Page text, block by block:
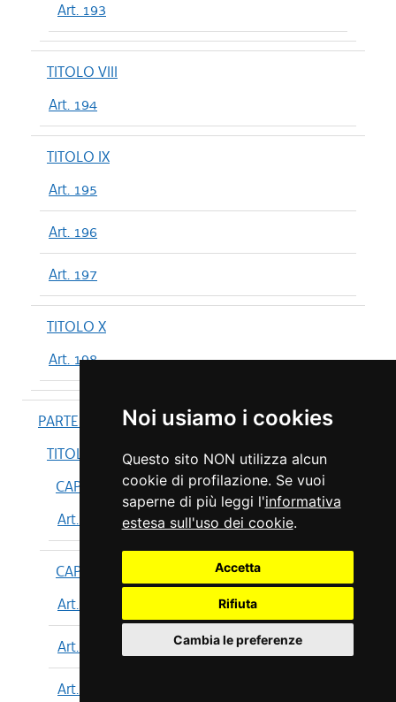
Noi usiamo i cookies
Questo sito NON utilizza alcun
cookie di profilazione. Se vuoi
saperne di più leggi l'informativa
estesa sull'uso dei cookie.
Accetta
Rifiuta
Cambia le preferenze
Art. 193
TITOLO VIII
Art. 194
TITOLO IX
Art. 195
Art. 196
Art. 197
TITOLO X
Art. 198
PARTE IV
TITOLO I
CAPO I
Art. 199
CAPO II
Art. 200
Art. 201
Art. 202